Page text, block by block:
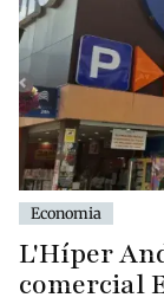
Economia
L'Híper
comercial